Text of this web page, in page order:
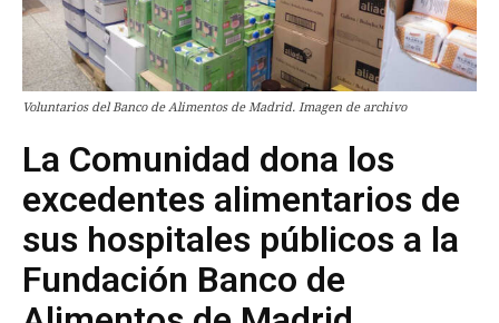
Voluntarios del Banco de Alimentos de Madrid. Imagen de archivo
La Comunidad dona los
excedentes alimentarios de
sus hospitales públicos a la
Fundación Banco de